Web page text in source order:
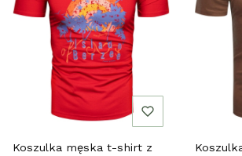
Koszulka męska t-shirt z